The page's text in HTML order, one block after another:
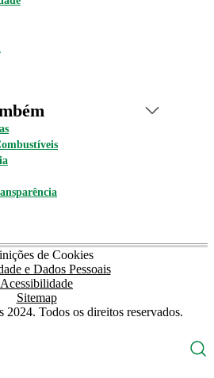
de Cookies
e Dados Pessoais
Acessibilidade
Sitemap
Todos os direitos reservados.